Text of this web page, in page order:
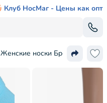
Клуб НосМаг - Цены как опт
Женские носки Брестские (БЧК)